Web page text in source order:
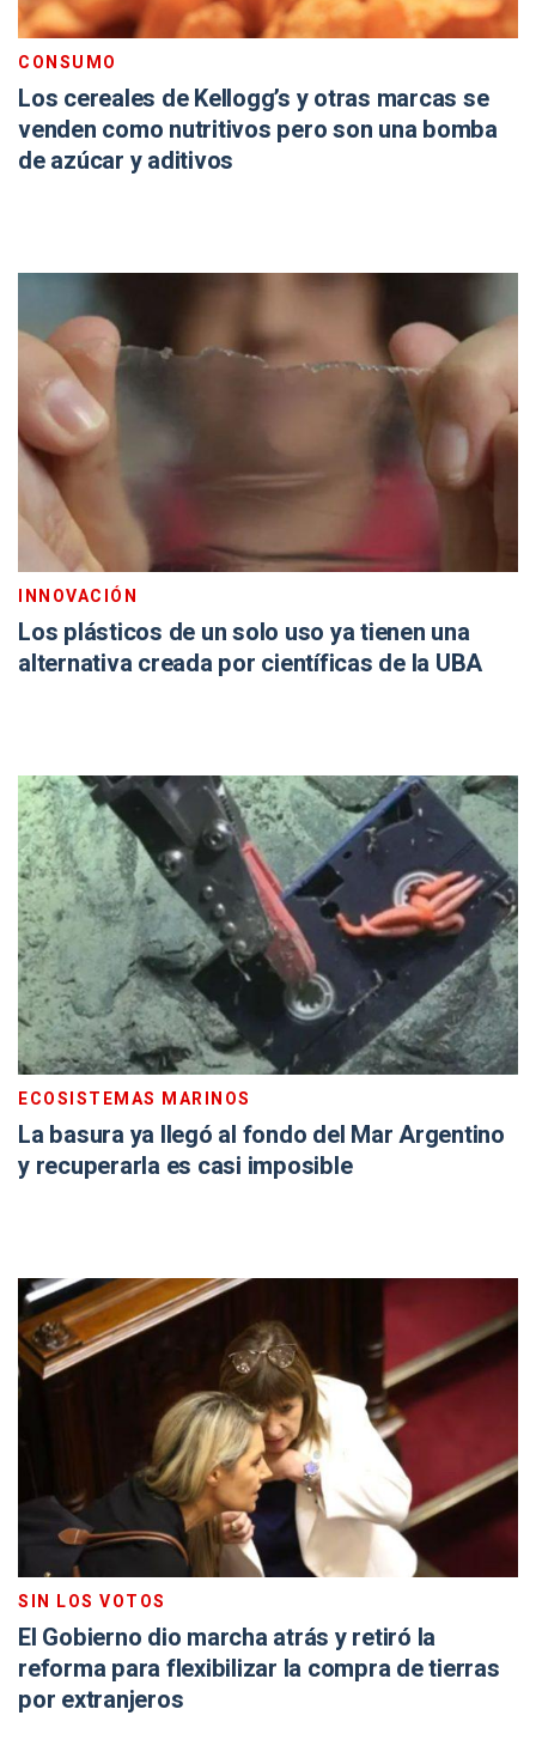
CONSUMO
Los cereales de Kellogg’s y otras marcas se
venden como nutritivos pero son una bomba
de azúcar y aditivos
INNOVACIÓN
Los plásticos de un solo uso ya tienen una
alternativa creada por científicas de la UBA
ECOSISTEMAS MARINOS
La basura ya llegó al fondo del Mar Argentino
y recuperarla es casi imposible
SIN LOS VOTOS
El Gobierno dio marcha atrás y retiró la
reforma para flexibilizar la compra de tierras
por extranjeros